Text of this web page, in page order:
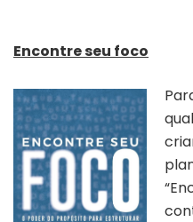
Encontre seu foco